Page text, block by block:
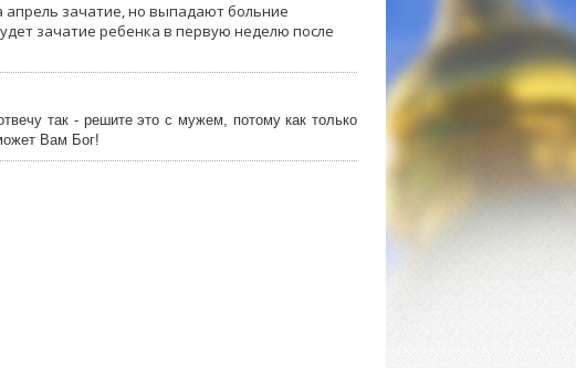
апрель зачатие, но выпадают больние
зачатие ребенка в первую неделю после
так - решите это с мужем, потому как только
Вам Бог!